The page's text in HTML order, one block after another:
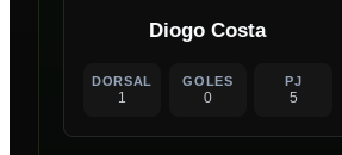
Diogo Costa
DORSAL
1
GOLES
0
PJ
5